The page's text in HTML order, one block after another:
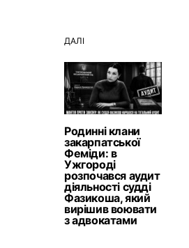
ДАЛІ
Родинні клани
закарпатської
Феміди: в
Ужгороді
розпочався аудит
діяльності судді
Фазикоша, який
вирішив воювати
з адвокатами